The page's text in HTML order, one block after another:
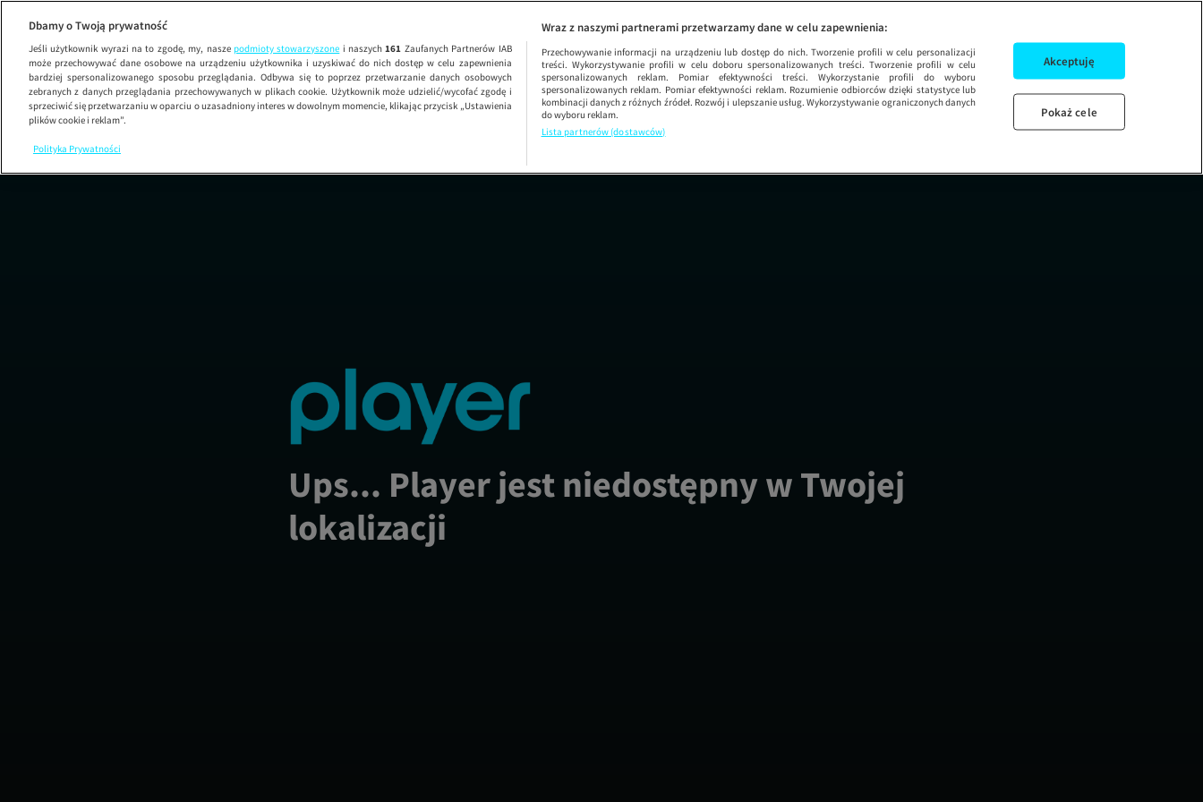
Samochód marzeń: kup i
SEZON 15
Ups... Player jest niedostępny w Twojej
lokalizacji
Dbamy o Twoją prywatność
Jeśli użytkownik wyrazi na to zgodę, my, nasze podmioty stowarzyszone i naszych161 Zaufanych Partnerów IAB
może przechowywać dane osobowe na urządzeniu użytkownika i uzyskiwać do nich dostęp w celu zapewnienia
bardziej spersonalizowanego sposobu przeglądania. Odbywa się to poprzez przetwarzanie danych osobowych
zebranych z danych przeglądania przechowywanych w plikach cookie. Użytkownik może udzielić/wycofać zgodę i
sprzeciwić się przetwarzaniu w oparciu o uzasadniony interes w dowolnym momencie, klikając przycisk „Ustawienia
plików cookie i reklam”.
Polityka Prywatności
Wraz z naszymi partnerami przetwarzamy dane w celu zapewnienia:
Przechowywanie informacji na urządzeniu lub dostęp do nich. Tworzenie profili w celu personalizacji
treści. Wykorzystywanie profili w celu doboru spersonalizowanych treści. Tworzenie profili w celu
spersonalizowanych reklam. Pomiar efektywności treści. Wykorzystanie profili do wyboru
spersonalizowanych reklam. Pomiar efektywności reklam. Rozumienie odbiorców dzięki statystyce lub
kombinacji danych z różnych źródeł. Rozwój i ulepszanie usług. Wykorzystywanie ograniczonych danych
do wyboru reklam.
Lista partnerów (dostawców)
Akceptuję
Pokaż cele